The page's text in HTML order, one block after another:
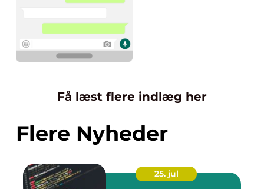
Få læst flere indlæg her
Flere Nyheder
25. jul